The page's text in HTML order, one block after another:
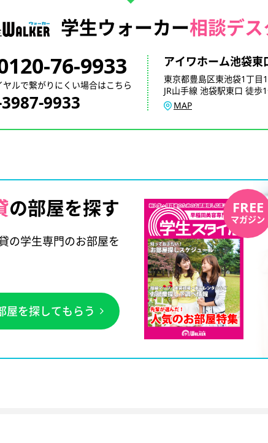
学生ウォーカー相談デス
76-9933
ヤルで繋がりにくい場合はこちら
9933
アイワホーム池袋東
東京都豊島区東池袋1丁目
JR山手線 池袋駅東口 徒歩
MAP
FREE
マガジン
の部屋を探す
の学生専門のお部屋を
屋を探してもらう